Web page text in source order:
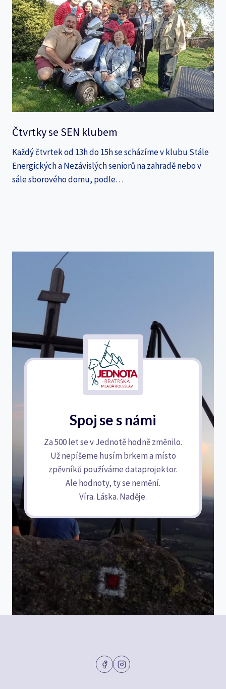
Čtvrtky se SEN klubem
Každý čtvrtek od 13h do 15h se scházíme v klubu Stále
Energických a Nezávislých seniorů na zahradě nebo v
sále sborového domu, podle…
Spoj se s námi
Za 500 let se v Jednotě hodně změnilo.
Už nepíšeme husím brkem a místo
zpěvníků používáme dataprojektor.
Ale hodnoty, ty se nemění.
Víra. Láska. Naděje.